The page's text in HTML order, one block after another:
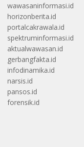
wawasaninformasi.id
horizonberita.id
portalcakrawala.id
spektruminformasi.id
aktualwawasan.id
gerbangfakta.id
infodinamika.id
narsis.id
pansos.id
forensik.id